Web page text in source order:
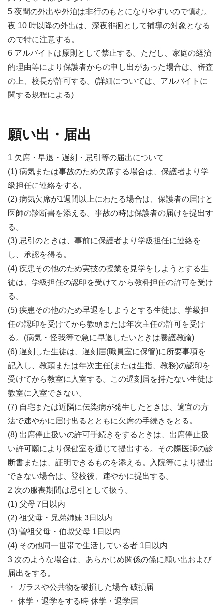
5 夜間の外出や外泊は非行のもとになりやすいので慎む。
夜 10 時以降の外出は、深夜徘徊として補導の対象となる
ので特に注意する。
6 アルバイトは原則として禁止する。ただし、家庭の経済
的理由等により保護者からの申し出があった場合は、審査
の上、校長が許可する。(詳細については、アルバイトに
関する規程による)
願い出・届出
1 欠席・早退・遅刻・忌引等の届出について
(1) 病気または事故のため欠席する場合は、保護者より学
級担任に連絡をする。
(2) 病気欠席が1週間以上にわたる場合は、保護者の届けと
医師の診断書を添える。事故の時は保護者の届けを提出す
る。
(3) 忌引のときは、事前に保護者より学級担任に連絡を
し、承認を得る。
(4) 疾患その他のため実技の授業を見学をしようとする生
徒は、学級担任の認印を受けてから教科担任の許可を受け
る。
(5) 疾患その他のため早退をしようとする生徒は、学級担
任の認印を受けてから教頭または年次主任の許可を受け
る。(病気・怪我等で急に早退したいときは養護教諭)
(6) 遅刻した生徒は、遅刻届(職員室に保管)に所要事項を
記入し、教頭または年次主任(または生指、教務)の認印を
受けてから教室に入室する。この遅刻届を持たない生徒は
教室に入室できない。
(7) 自宅または近隣に伝染病が発生したときは、適宜の方
法で速やかに届け出るとともに欠席の手続きをとる。
(8) 出席停止扱いの許可手続きをするときは、出席停止扱
い許可願により保健室を通じて提出する。その際医師の診
断書または、証明できるものを添える。入院等により提出
できない場合は、登校後、速やかに提出する。
2 次の服喪期間は忌引として扱う。
(1) 父母 7日以内
(2) 祖父母・兄弟姉妹 3日以内
(3) 曽祖父母・伯叔父母 1日以内
(4) その他同一世帯で生活している者 1日以内
3 次のような場合は、あらかじめ関係の係に願い出および
届出をする。
・ ガラスや公共物を破損した場合 破損届
・ 休学・退学をする時 休学・退学届